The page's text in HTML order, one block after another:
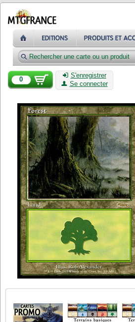
0
S'enregistrer
Se connecter